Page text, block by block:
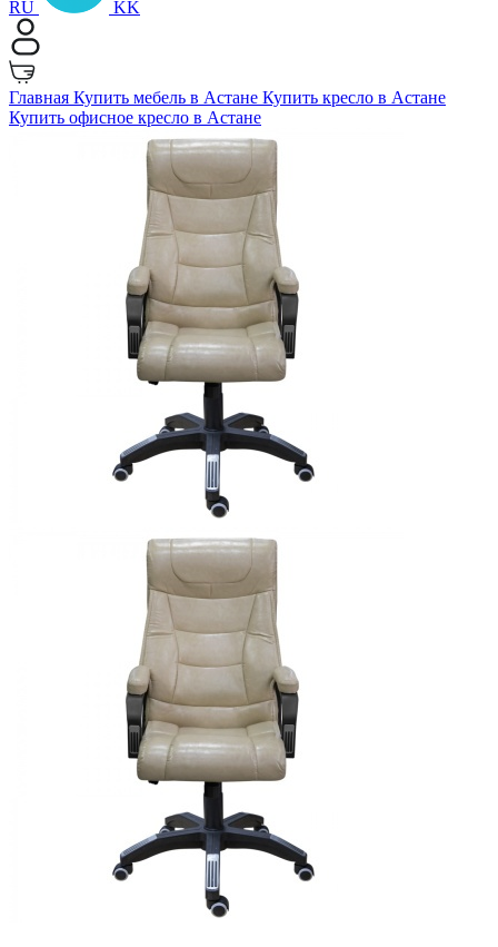
RU KK
Главная Купить мебель в Астане Купить кресло в Астане
Купить офисное кресло в Астане